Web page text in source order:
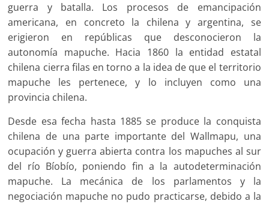
guerra y batalla. Los procesos de emancipación
americana, en concreto la chilena y argentina, se
erigieron en repúblicas que desconocieron la
autonomía mapuche. Hacia 1860 la entidad estatal
chilena cierra filas en torno a la idea de que el territorio
mapuche les pertenece, y lo incluyen como una
provincia chilena.
Desde esa fecha hasta 1885 se produce la conquista
chilena de una parte importante del Wallmapu, una
ocupación y guerra abierta contra los mapuches al sur
del río Bíobío, poniendo fin a la autodeterminación
mapuche. La mecánica de los parlamentos y la
negociación mapuche no pudo practicarse, debido a la